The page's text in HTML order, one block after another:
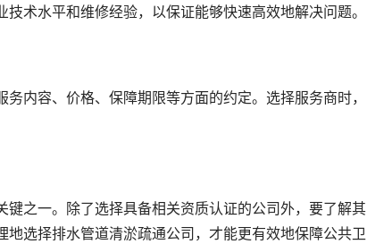
术水平和维修经验，以保证能够快速高效地解决问题。
内容、价格、保障期限等方面的约定。选择服务商时，
之一。除了选择具备相关资质认证的公司外，要了解其
选择排水管道清淤疏通公司，才能更有效地保障公共卫